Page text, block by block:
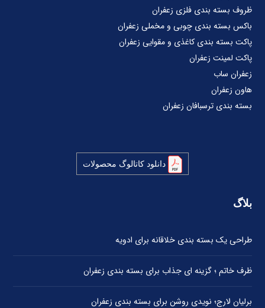
ظروف بسته بندی فلزی زعفران
باکس بسته بندی چوبی و مخملی زعفران
پاکت بسته بندی کاغذی و مقوایی زعفران
پاکت لمینت زعفران
زعفران ساب
هاون زعفران
بسته بندی ترسبافان زعفران
دانلود کاتالوگ محصولات
بلاگ
طراحی یک بسته بندی خلاقانه برای ادویه
ظرف خاتم ؛ گزینه ای جذاب برای بسته بندی زعفران
برلیان لارج؛ نویدی روشن برای بسته بندی زعفران